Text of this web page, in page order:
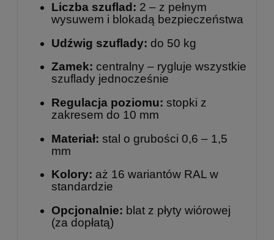
Liczba szuflad: 2 – z pełnym
wysuwem i blokadą bezpieczeństwa
Udźwig szuflady: do 50 kg
Zamek: centralny – rygluje wszystkie
szuflady jednocześnie
Regulacja poziomu: stopki z
zakresem do 10 mm
Materiał: stal o grubości 0,6 – 1,5
mm
Kolory: aż 16 wariantów RAL w
standardzie
Opcjonalnie: blat z płyty wiórowej
(za dopłatą)